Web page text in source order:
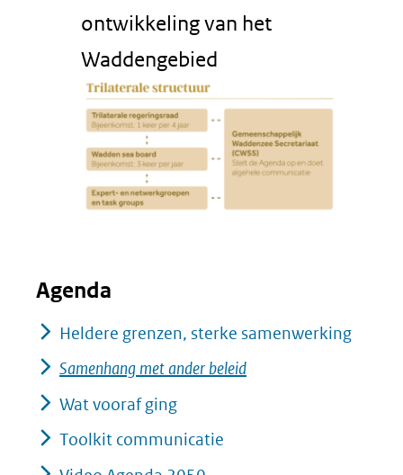
ontwikkeling van het
Waddengebied
Agenda
Heldere grenzen, sterke samenwerking
Samenhang met ander beleid
Wat vooraf ging
Toolkit communicatie